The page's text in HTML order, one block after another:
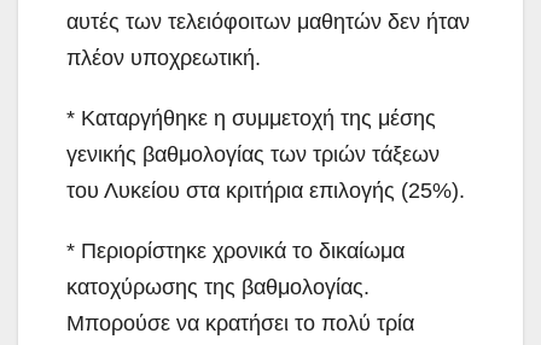
αυτές των τελειόφοιτων μαθητών δεν ήταν
πλέον υποχρεωτική.
* Καταργήθηκε η συμμετοχή της μέσης
γενικής βαθμολογίας των τριών τάξεων
του Λυκείου στα κριτήρια επιλογής (25%).
* Περιορίστηκε χρονικά το δικαίωμα
κατοχύρωσης της βαθμολογίας.
Μπορούσε να κρατήσει το πολύ τρία